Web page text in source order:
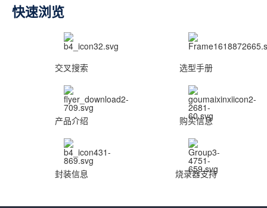
快速浏览
交叉搜索 选型手册
产品介绍 购买信息
封装信息 烧录器支持